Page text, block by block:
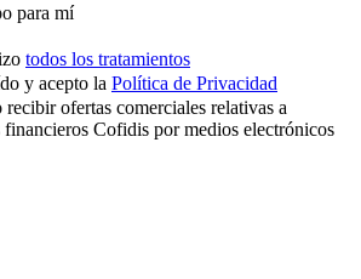
para mí
todos los tratamientos
y acepto la Política de Privacidad
recibir ofertas comerciales relativas a
financieros Cofidis por medios electrónicos